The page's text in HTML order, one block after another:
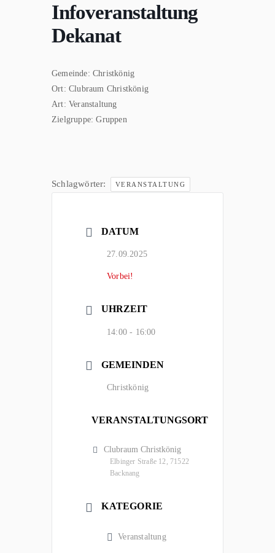
Infoveranstaltung
Dekanat
Gemeinde: Christkönig
Ort: Clubraum Christkönig
Art: Veranstaltung
Zielgruppe:Gruppen
Schlagwörter: VERANSTALTUNG
DATUM
27.09.2025
Vorbei!
UHRZEIT
14:00 - 16:00
GEMEINDEN
Christkönig
VERANSTALTUNGSORT
Clubraum Christkönig
Elbinger Straße 12, 71522
Backnang
KATEGORIE
Veranstaltung